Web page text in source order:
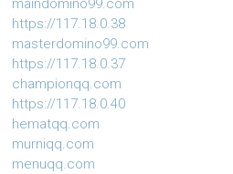
maindomino99.com
https://117.18.0.38
masterdomino99.com
https://117.18.0.37
championqq.com
https://117.18.0.40
hematqq.com
murniqq.com
menuqq.com